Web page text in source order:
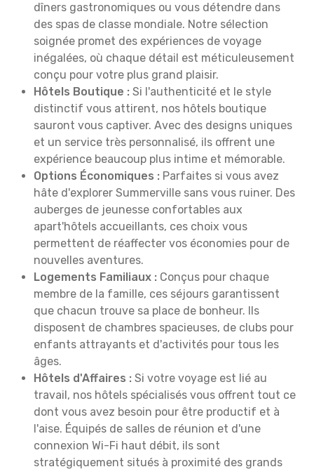
dîners gastronomiques ou vous détendre dans
des spas de classe mondiale. Notre sélection
soignée promet des expériences de voyage
inégalées, où chaque détail est méticuleusement
conçu pour votre plus grand plaisir.
Hôtels Boutique : Si l'authenticité et le style
distinctif vous attirent, nos hôtels boutique
sauront vous captiver. Avec des designs uniques
et un service très personnalisé, ils offrent une
expérience beaucoup plus intime et mémorable.
Options Économiques : Parfaites si vous avez
hâte d'explorer Summerville sans vous ruiner. Des
auberges de jeunesse confortables aux
apart'hôtels accueillants, ces choix vous
permettent de réaffecter vos économies pour de
nouvelles aventures.
Logements Familiaux : Conçus pour chaque
membre de la famille, ces séjours garantissent
que chacun trouve sa place de bonheur. Ils
disposent de chambres spacieuses, de clubs pour
enfants attrayants et d'activités pour tous les
âges.
Hôtels d'Affaires : Si votre voyage est lié au
travail, nos hôtels spécialisés vous offrent tout ce
dont vous avez besoin pour être productif et à
l'aise. Équipés de salles de réunion et d'une
connexion Wi-Fi haut débit, ils sont
stratégiquement situés à proximité des grands